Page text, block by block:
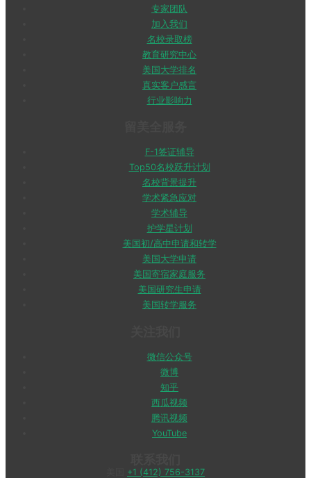
专家团队
加入我们
名校录取榜
教育研究中心
美国大学排名
真实客户感言
行业影响力
F-1签证辅导
Top50名校跃升计划
名校背景提升
学术紧急应对
学术辅导
护学星计划
美国初/高中申请和转学
美国大学申请
美国寄宿家庭服务
美国研究生申请
美国转学服务
微信公众号
微博
知乎
西瓜视频
腾讯视频
YouTube
+1 (412) 756-3137